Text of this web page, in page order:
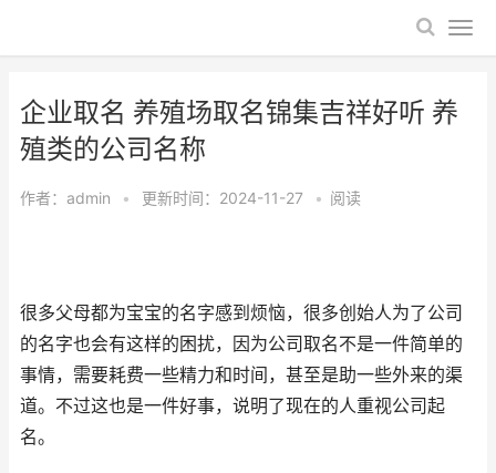
企业取名 养殖场取名锦集吉祥好听 养
殖类的公司名称
作者： admin • 更新时间：2024-11-27 • 阅读
很多父母都为宝宝的名字感到烦恼，很多创始人为了公司
的名字也会有这样的困扰，因为公司取名不是一件简单的
事情，需要耗费一些精力和时间，甚至是助一些外来的渠
道。不过这也是一件好事，说明了现在的人重视公司起
名。